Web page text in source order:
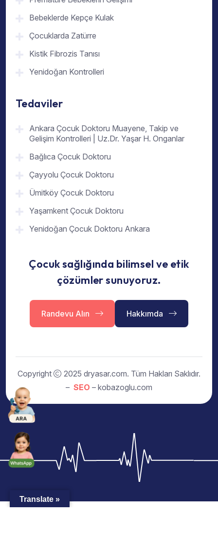
Bebeklerde Kepçe Kulak
Çocuklarda Zatürre
Kistik Fibrozis Tanısı
Yenidoğan Kontrolleri
Tedaviler
Ankara Çocuk Doktoru Muayene, Takip ve
Gelişim Kontrolleri | Uz.Dr. Yaşar H. Onganlar
Bağlıca Çocuk Doktoru
Çayyolu Çocuk Doktoru
Ümitköy Çocuk Doktoru
Yaşamkent Çocuk Doktoru
Yenidoğan Çocuk Doktoru Ankara
Çocuk sağlığında bilimsel ve etik
çözümler sunuyoruz.
Randevu Alın Hakkımda
Copyright
2025 dryasar.com. Tüm Hakları Saklıdır.
– SEO – kobazoglu.com
Translate »